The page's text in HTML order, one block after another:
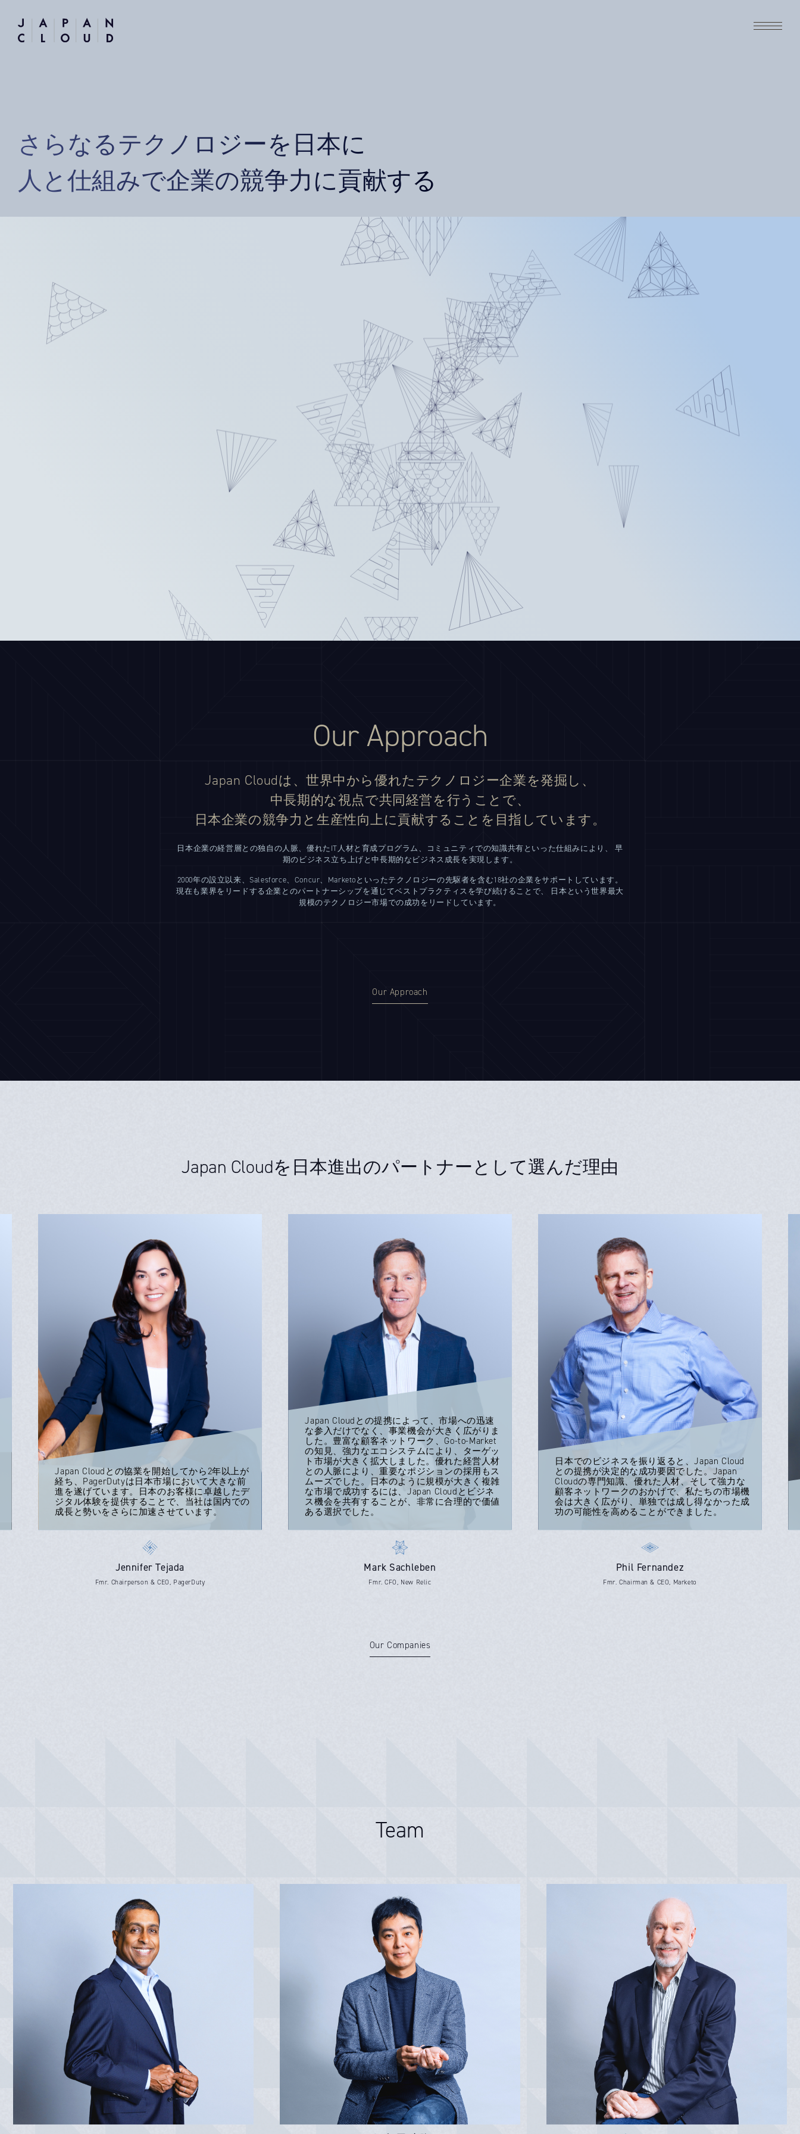
さらなるテクノロジーを日本に
人と仕組みで企業の競争力に貢献する
Our Approach
Japan Cloudは、世界中から優れたテクノロジー企業を発掘し、
中長期的な視点で共同経営を行うことで、
日本企業の競争力と生産性向上に貢献することを目指しています。
日本企業の経営層との独自の人脈、優れたIT人材と育成プログラム、コミュニティでの知識共有といった仕組みにより、 早
期のビジネス立ち上げと中長期的なビジネス成長を実現します。
2000年の設立以来、Salesforce、Concur、Marketoといったテクノロジーの先駆者を含む18社の企業をサポートしています。
現在も業界をリードする企業とのパートナーシップを通じてベストプラクティスを学び続けることで、 日本という世界最大
規模のテクノロジー市場での成功をリードしています。
Our Approach
Japan Cloudを日本進出のパートナーとして選んだ理由
Japan Cloudとの協業を開始してから2年以上が
経ち、PagerDutyは日本市場において大きな前
進を遂げています。日本のお客様に卓越したデ
ジタル体験を提供することで、当社は国内での
成長と勢いをさらに加速させています。
Jennifer Tejada
Fmr. Chairperson & CEO, PagerDuty
Japan Cloudとの提携によって、市場への迅速
な参入だけでなく、事業機会が大きく広がりま
した。豊富な顧客ネットワーク、Go-to-Market
の知見、強力なエコシステムにより、ターゲッ
ト市場が大きく拡大しました。優れた経営人材
との人脈により、重要なポジションの採用もス
ムーズでした。日本のように規模が大きく複雑
な市場で成功するには、Japan Cloudとビジネ
ス機会を共有することが、非常に合理的で価値
ある選択でした。
Mark Sachleben
Fmr. CFO, New Relic
日本でのビジネスを振り返ると、Japan Cloud
との提携が決定的な成功要因でした。Japan
Cloudの専門知識、優れた人材、そして強力な
顧客ネットワークのおかげで、私たちの市場機
会は大きく広がり、単独では成し得なかった成
功の可能性を高めることができました。
Phil Fernandez
Fmr. Chairman & CEO, Marketo
Our Companies
Team